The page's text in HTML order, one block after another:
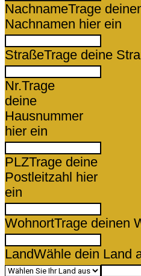
NachnameTrage
Nachnamen hier ein
StraßeTrage deine
Nr.Trage
deine
Hausnummer
hier ein
PLZTrage deine
Postleitzahl hier
ein
WohnortTrage deinen
LandWähle dein Land